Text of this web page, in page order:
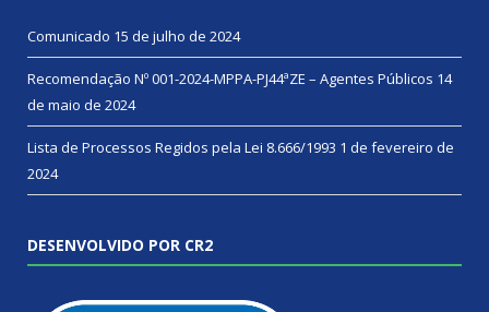
Comunicado 15 de julho de 2024
Recomendação Nº 001-2024-MPPA-PJ44ªZE – Agentes Públicos 14
de maio de 2024
Lista de Processos Regidos pela Lei 8.666/1993 1 de fevereiro de
2024
DESENVOLVIDO POR CR2